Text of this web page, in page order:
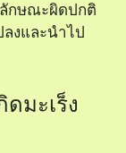
กษณะผิดปกติ
งและนำไป
มะเร็ง